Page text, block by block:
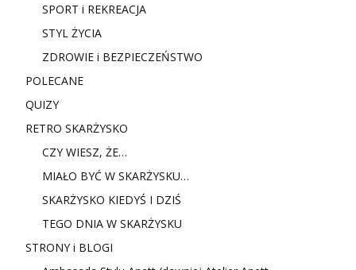
SPORT i REKREACJA
STYL ŻYCIA
ZDROWIE i BEZPIECZEŃSTWO
POLECANE
QUIZY
RETRO SKARŻYSKO
CZY WIESZ, ŻE…
MIAŁO BYĆ W SKARŻYSKU…
SKARŻYSKO KIEDYŚ I DZIŚ
TEGO DNIA W SKARŻYSKU
STRONY i BLOGI